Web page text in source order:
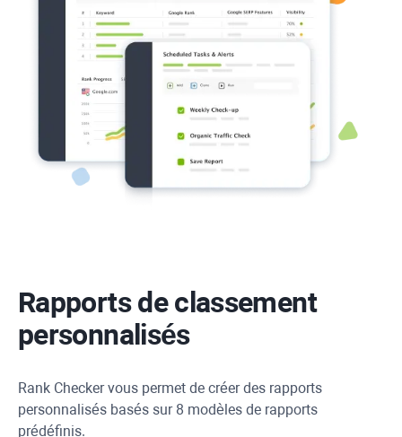
Rapports de classement
personnalisés
Rank Checker vous permet de créer des rapports
personnalisés basés sur 8 modèles de rapports
prédéfinis.